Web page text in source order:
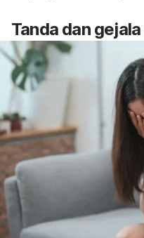
Tanda dan gejala